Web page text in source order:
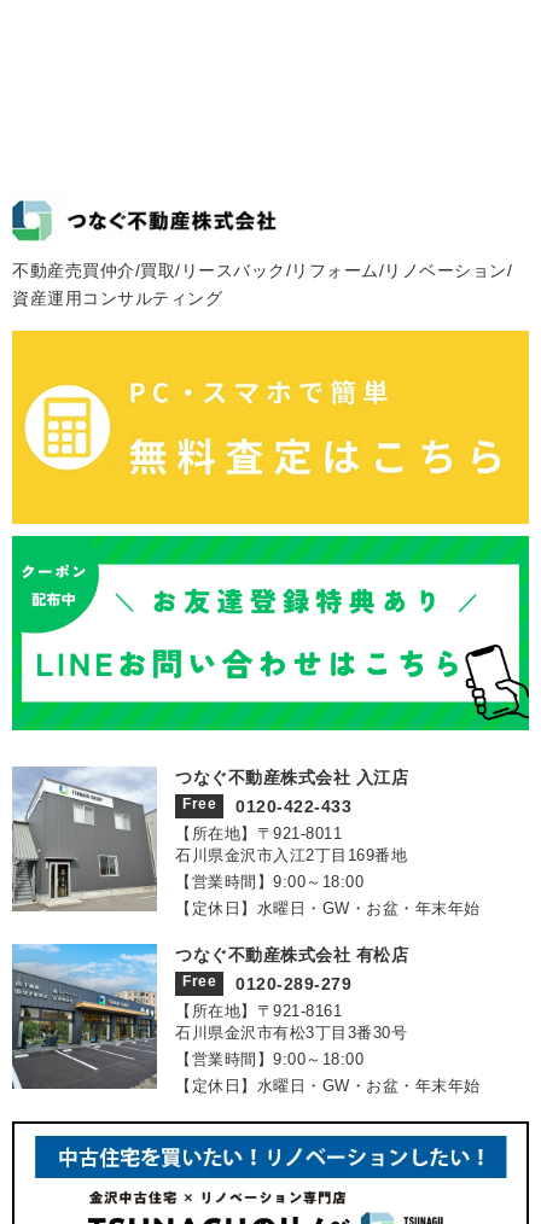
不動産売買仲介/買取/リースバック/リフォーム/リノベーション/
資産運用コンサルティング
つなぐ不動産株式会社 入江店
Free 0120-422-433
【所在地】〒921‐8011
石川県金沢市入江2丁目169番地
【営業時間】9:00～18:00
【定休日】水曜日・GW・お盆・年末年始
つなぐ不動産株式会社 有松店
Free 0120-289-279
【所在地】〒921‐8161
石川県金沢市有松3丁目3番30号
【営業時間】9:00～18:00
【定休日】水曜日・GW・お盆・年末年始